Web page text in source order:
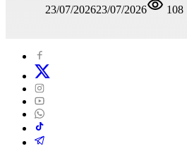
23/07/202623/07/2026 108